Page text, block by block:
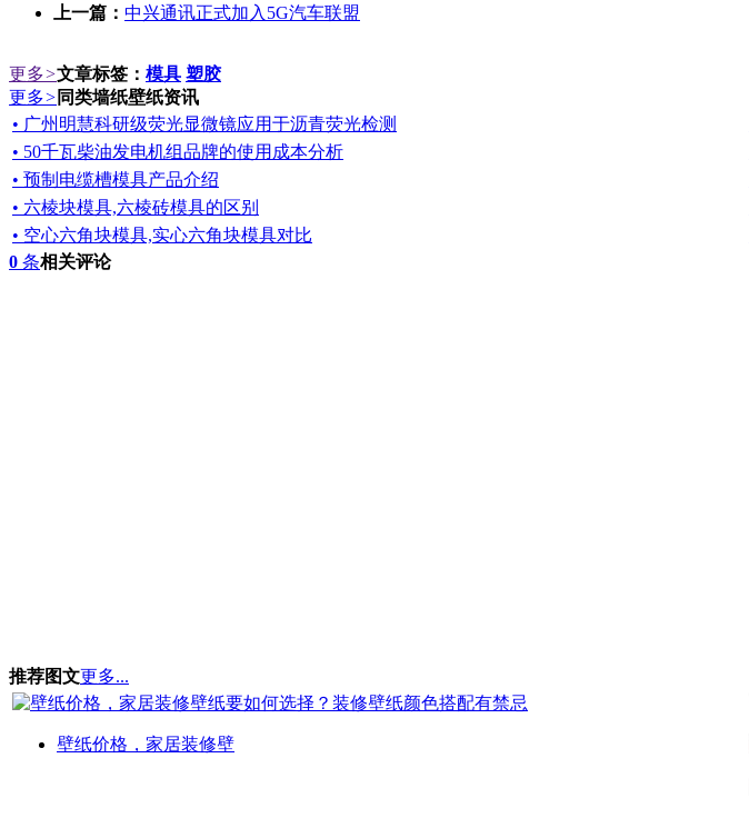
上一篇： 中兴通讯正式加入5G汽车联盟
更多>文章标签： 模具 塑胶
更多> 同类墙纸壁纸资讯
• 广州明慧科研级荧光显微镜应用于沥青荧光检测
• 50千瓦柴油发电机组品牌的使用成本分析
• 预制电缆槽模具产品介绍
• 六棱块模具,六棱砖模具的区别
• 空心六角块模具,实心六角块模具对比
0 条相关评论
推荐图文更多...
壁纸价格，家居装修壁